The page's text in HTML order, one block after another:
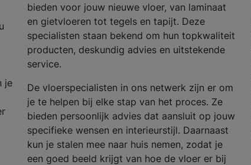
je
bieden voor jouw nieuwe vloer, van laminaat
en gietvloeren tot tegels en tapijt. Deze
specialisten staan bekend om hun topkwaliteit
producten, deskundig advies en uitstekende
service.
De vloerspecialisten in ons netwerk zijn er om
je te helpen bij elke stap van het proces. Ze
bieden persoonlijk advies dat aansluit op jouw
specifieke wensen en interieurstijl. Daarnaast
kun je stalen mee naar huis nemen, zodat je
een goed beeld krijgt van hoe de vloer er bij